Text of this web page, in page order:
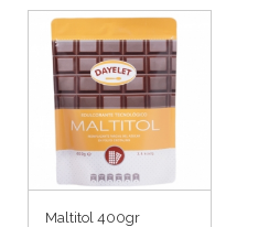
Maltitol 400gr